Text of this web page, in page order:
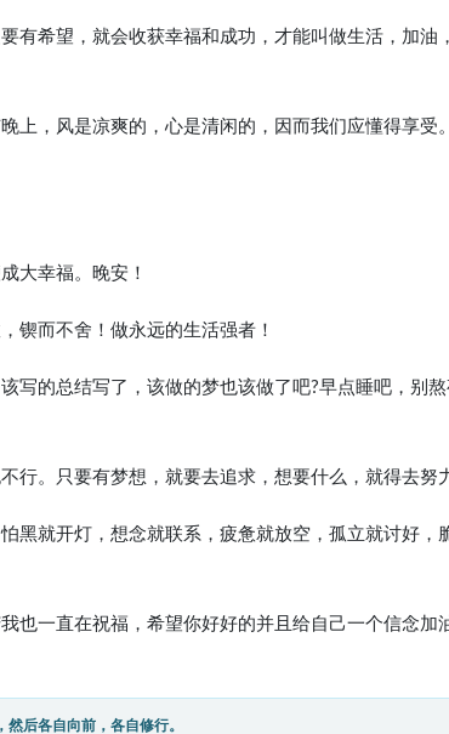
有希望，就会收获幸福和成功，才能叫做生活，加油
上，风是凉爽的，心是清闲的，因而我们应懂得享受
大幸福。晚安！
锲而不舍！做永远的生活强者！
写的总结写了，该做的梦也该做了吧?早点睡吧，别
行。只要有梦想，就要去追求，想要什么，就得去努
黑就开灯，想念就联系，疲惫就放空，孤立就讨好，
也一直在祝福，希望你好好的并且给自己一个信念加
后各自向前，各自修行。